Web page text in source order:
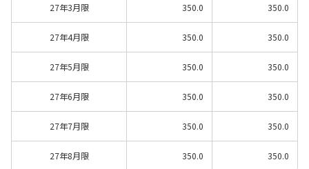
27年3月限 350.0 350.0
27年4月限 350.0 350.0
27年5月限 350.0 350.0
27年6月限 350.0 350.0
27年7月限 350.0 350.0
27年8月限 350.0 350.0